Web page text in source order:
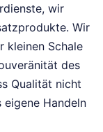
wir
Wir
kleinen Schale
des
Qualität nicht
Handeln